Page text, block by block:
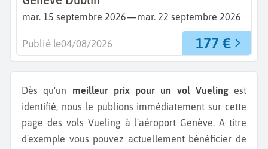
mar. 15 septembre 2026—mar. 22 septembre 2026
177 €
Publié le04/08/2026
Dès qu'un meilleur prix pour un vol Vuelingest
identifié, nous le publions immédiatement sur cette
page des vols Vueling à l'aéroport Genève.A titre
d'exemple vous pouvez actuellement bénéficier de